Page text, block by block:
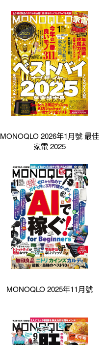
MONOQLO 2026年1月號 最佳
家電 2025
MONOQLO 2025年11月號